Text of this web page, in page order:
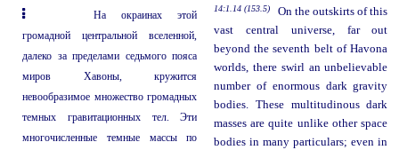
На окраинах этой
громадной центральной вселенной,
далеко за пределами седьмого пояса
миров Хавоны, кружится
невообразимое множество громадных
темных гравитационных тел. Эти
многочисленные темные массы по
14:1.14 (153.5)
On the outskirts of this
vast central universe, far out
beyond the seventh belt of Havona
worlds, there swirl an unbelievable
number of enormous dark gravity
bodies. These multitudinous dark
masses are quite unlike other space
bodies in many particulars; even in